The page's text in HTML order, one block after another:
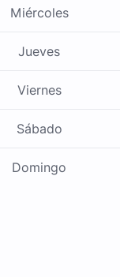
Miércoles
Jueves
Viernes
Sábado
Domingo